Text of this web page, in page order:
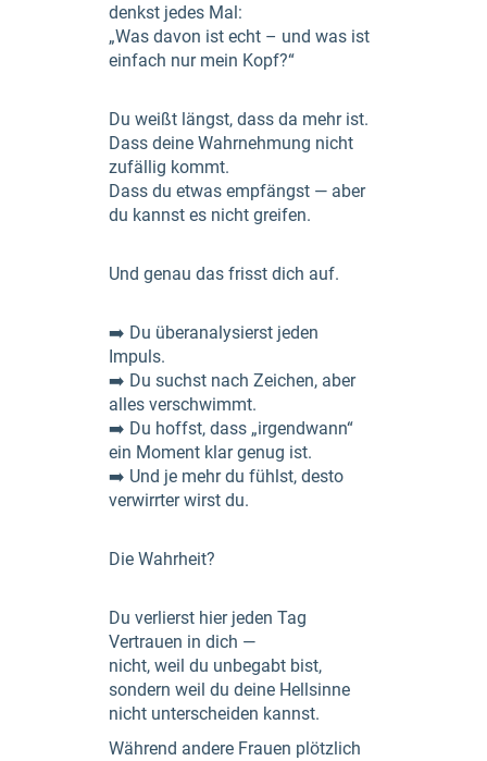
denkst jedes Mal:
„Was davon ist echt – und was ist
einfach nur mein Kopf?“
Du weißt längst, dass da mehr ist.
Dass deine Wahrnehmung nicht
zufällig kommt.
Dass du etwas empfängst — aber
du kannst es nicht greifen.
Und genau das frisst dich auf.
➡️ Du überanaly­sierst jeden
Impuls.
➡️ Du suchst nach Zeichen, aber
alles verschwimmt.
➡️ Du hoffst, dass „irgendwann“
ein Moment klar genug ist.
➡️ Und je mehr du fühlst, desto
verwirrter wirst du.
Die Wahrheit?
Du verlierst hier jeden Tag
Vertrauen in dich —
nicht, weil du unbegabt bist,
sondern weil du deine Hellsinne
nicht unterscheiden kannst.
Während andere Frauen plötzlich